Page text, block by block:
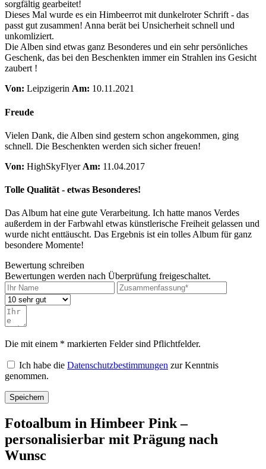
sorgfältig gearbeitet!
Dieses Mal wurde es ein Himbeerrot mit dunkelroter Schrift - das
passt gut zusammen! Anna berät bei Unsicherheit schnell und
unkomliziert.
Die Alben sind etwas ganz Besonderes und ein sehr persönliches
Geschenk, das bei den Beschenkten immer ein Strahlen ins Gesicht
zaubert !
Von: Leipzigerin Am: 10.11.2021
Freude
Vielen Dank, die Alben sind gestern schon angekommen, ging
schnell. Die Beschenkten werden sich sicher freuen!
Von: HighSkyFlyer Am: 11.04.2017
Tolle Qualität - etwas Besonderes!
Das Album hat eine gute Verarbeitung. Ich hatte manos Verdes
außerdem in der Farbwahl etwas künstlerische Freiheit gelassen und
wurde nicht enttäuscht. Das Ergebnis ist ein tolles Album für ganz
besondere Momente!
Bewertung schreiben
Bewertungen werden nach Überprüfung freigeschaltet.
Die mit einem * markierten Felder sind Pflichtfelder.
Ich habe die Datenschutzbestimmungen zur Kenntnis
genommen.
Speichern
Fotoalbum in Himbeer Pink –
personalisierbar mit Prägung nach
Wunsc